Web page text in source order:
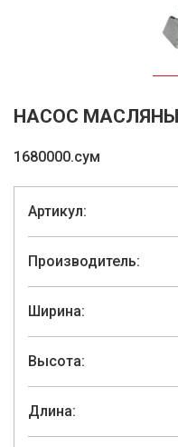
НАСОС
1680000.сум
Артикул:
Производитель:
Ширина:
Высота:
Длина: